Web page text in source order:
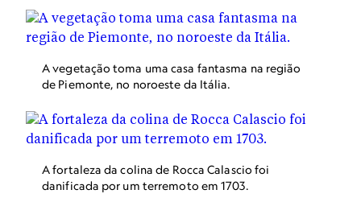
A vegetação toma uma casa fantasma na região
de Piemonte, no noroeste da Itália.
A fortaleza da colina de Rocca Calascio foi
danificada por um terremoto em 1703.